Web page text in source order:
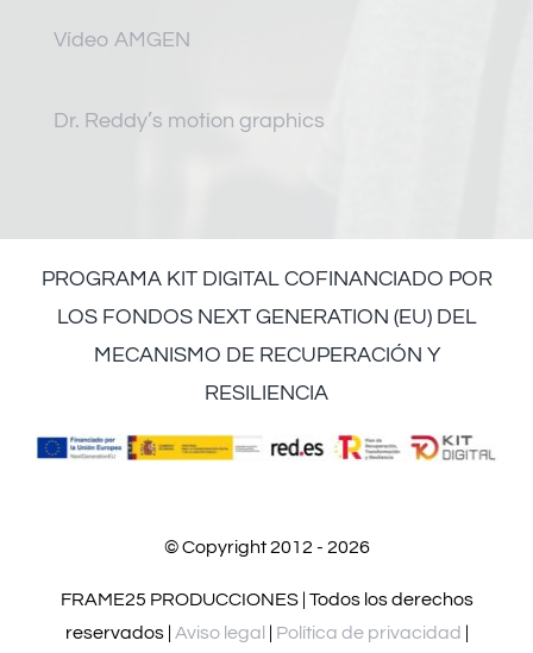
Vídeo AMGEN
Dr. Reddy’s motion graphics
PROGRAMA KIT DIGITAL COFINANCIADO POR
LOS FONDOS NEXT GENERATION (EU) DEL
MECANISMO DE RECUPERACIÓN Y
RESILIENCIA
© Copyright 2012 - 2026
FRAME25 PRODUCCIONES | Todos los derechos
reservados | Aviso legal Política de privacidad